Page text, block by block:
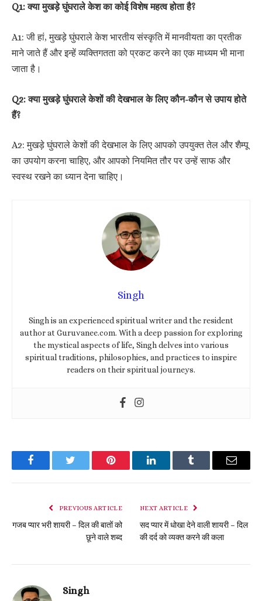
Q1: क्या मुखड़े घुंघराले केश का कोई विशेष महत्व होता है?
A1: जी हां, मुखड़े घुंघराले केश भारतीय संस्कृति में मानवीयता का प्रतीक
माने जाते हैं और इन्हें व्यक्तिगतता को प्रकट करने का एक माध्यम भी माना
जाता है।
Q2: क्या मुखड़े घुंघराले केशों की देखभाल के लिए कौन-कौन से उपाय होते
हैं?
A2: मुखड़े घुंघराले केशों की देखभाल के लिए आपको उपयुक्त तेल और शैम्पू
का उपयोग करना चाहिए, और आपको नियमित तौर पर उन्हें साफ और
स्वस्थ रखने का ध्यान देना चाहिए।
Singh
Singh is an experienced spiritual writer and the resident
author at Guruvanee.com. With a deep passion for exploring
the mystical aspects of life, Singh delves into various
spiritual traditions, philosophies, and practices to inspire
readers on their spiritual journeys.
FacebookTwitter Pinterest LinkedInTumblr Email
PREVIOUS ARTICLE
गजब प्यार भरी शायरी – दिल की बातों को
छूने वाले शब्द
NEXT ARTICLE
सद प्यार में धोखा देने वाली शायरी – दिल
की दर्द को व्यक्त करने की कला
Singh